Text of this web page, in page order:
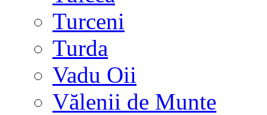
Turceni
Turda
Vadu Oii
Vălenii de Munte